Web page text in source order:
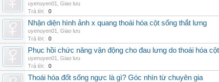
uyenuyen01
Giao lưu
Trả lời:
0
Nhận diện hình ảnh x quang thoái hóa cột sống thắt lưng
uyenuyen01
Giao lưu
Trả lời:
0
Phục hồi chức năng vận động cho đau lưng do thoái hóa
uyenuyen01
Giao lưu
Trả lời:
0
Thoái hóa đốt sống ngực là gì? Góc nhìn từ chuyên gia